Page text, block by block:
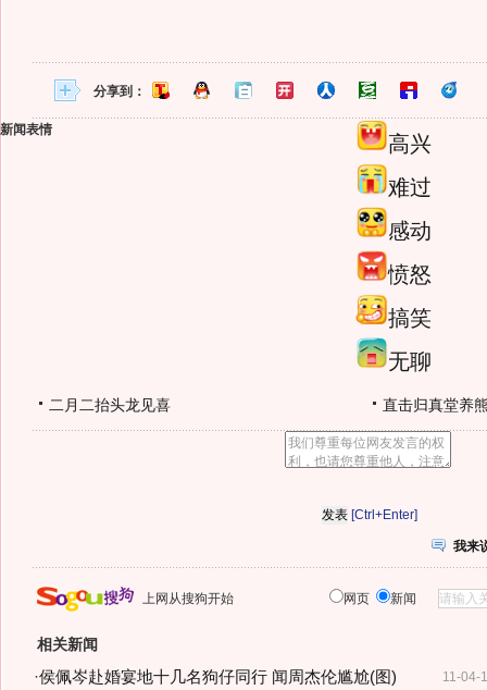
分享到：
新闻表情
高兴
难过
感动
愤怒
搞笑
无聊
二月二抬头龙见喜 直击归真堂养
[Ctrl+Enter]
我来
上网从搜狗开始 网页 新闻
相关新闻
11-04-
·侯佩岑赴婚宴地十几名狗仔同行 闻周杰伦尴尬(图)